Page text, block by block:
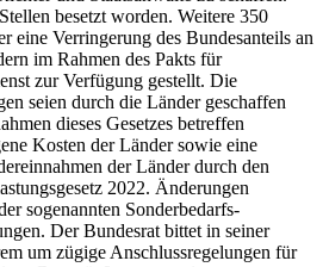
besetzt worden. Weitere 350
eine Verringerung des Bundesanteils an
im Rahmen des Pakts für
zur Verfügung gestellt. Die
seien durch die Länder geschaffen
dieses Gesetzes betreffen
Kosten der Länder sowie eine
der Länder durch den
2022. Änderungen
sogenannten Sonderbedarfs-
Der Bundesrat bittet in seiner
um zügige Anschlussregelungen für